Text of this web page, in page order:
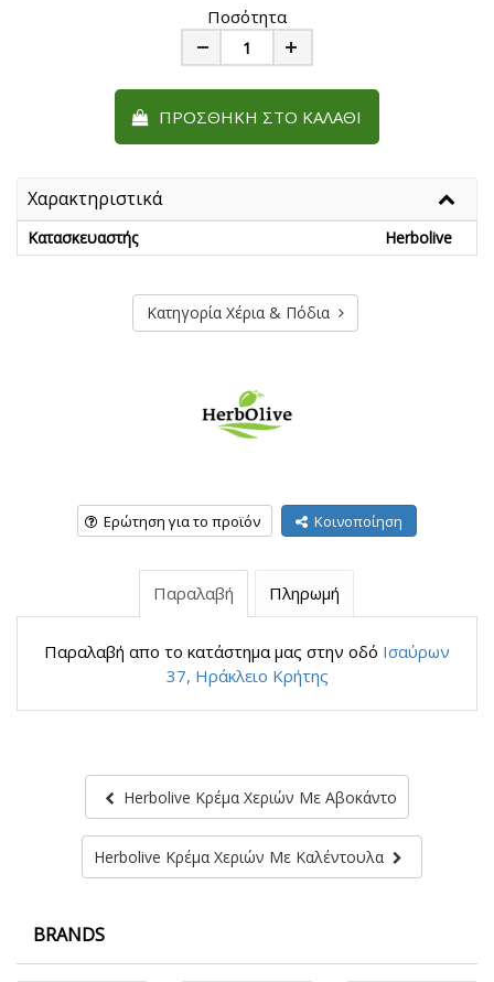
Ποσότητα
Plus
ΠΡΟΣΘΉΚΗ ΣΤΟ ΚΑΛΆΘΙ
Χαρακτηριστικά
Κατασκευαστής Herbolive
Κατηγορία Χέρια & Πόδια
Ερώτηση για το προϊόν Κοινοποίηση
Παραλαβή Πληρωμή
Παραλαβή απο το κατάστημα μας στην οδό Ισαύρων
37, Ηράκλειο Κρήτης
Herbolive Κρέμα Χεριών Με Αβοκάντο
Herbolive Κρέμα Χεριών Με Καλέντουλα
BRANDS